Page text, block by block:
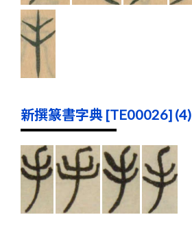
新撰篆書字典 [TE00026] (4)